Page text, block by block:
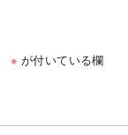
※ が付いている欄